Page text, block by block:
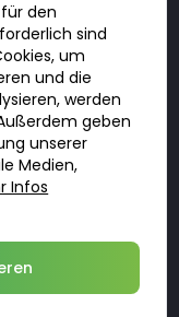
ist ausdrücklich
Medikamente oder
Informationen zu
beinhalten
der in Ihrem Land
sind Sie als Nutzer
auf Doktorabc durch
Sie erklären,
und zu nutzen.
den
sind
um
und die
werden
geben
unserer
Medien,
Infos